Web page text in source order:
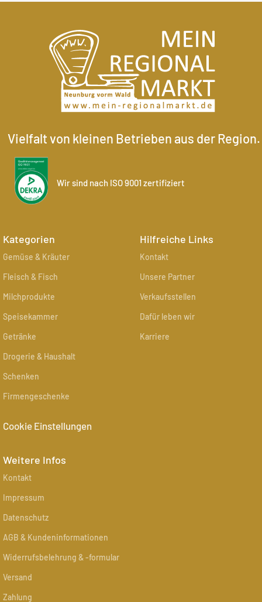
Vielfalt von kleinen Betrieben aus der Region.
Wir sind nach ISO 9001 zertifiziert
Kategorien
Gemüse & Kräuter
Fleisch & Fisch
Milchprodukte
Speisekammer
Getränke
Drogerie & Haushalt
Schenken
Firmengeschenke
Cookie Einstellungen
Hilfreiche Links
Kontakt
Unsere Partner
Verkaufsstellen
Dafür leben wir
Karriere
Weitere Infos
Kontakt
Impressum
Datenschutz
AGB & Kundeninformationen
Widerrufsbelehrung & -formular
Versand
Zahlung